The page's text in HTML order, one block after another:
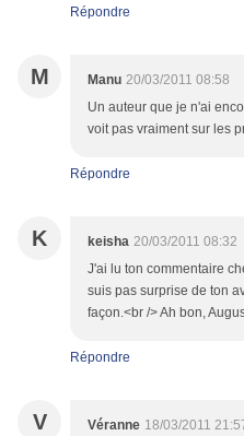
Répondre
M Manu 20/03/2011 08:58
Un auteur que je n'ai
voit pas vraiment sur les
Répondre
K keisha 20/03/2011 08:32
J'ai lu ton commentaire
suis pas surprise de ton
façon.<br /> Ah bon,
Répondre
V Véranne 18/03/2011